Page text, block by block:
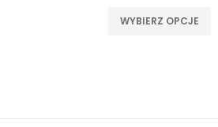
WYBIERZ OPCJE